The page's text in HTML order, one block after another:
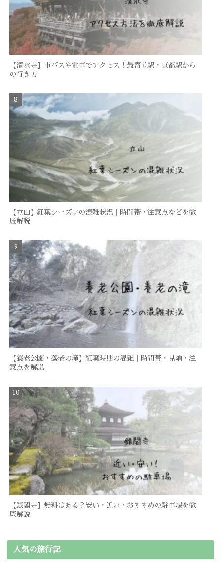
【清水寺】市バスや電車でアクセス！最寄り駅・京都駅から
の行き方
【立山】紅葉シーズンの混雑状況｜時間帯・注意点などを徹
底解説
【養老公園・養老の滝】紅葉時期の混雑｜時間帯・見頃・注
意点を解説
【銀閣寺】無料はある？安い・近い・おすすめの駐車場を徹
底解説
人気の旅行記